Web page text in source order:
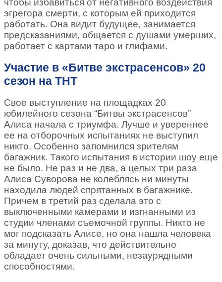
чтобы избавиться от негативного воздействия
эгрегора смерти, с которым ей приходится
работать. Она видит будущее, занимается
предсказаниями, общается с душами умерших,
работает с картами таро и глифами.
Участие в «Битве экстрасенсов» 20
сезон на ТНТ
Свое выступление на площадках 20
юбилейного сезона “Битвы экстрасенсов”
Алиса начала с триумфа. Лучше и увереннее
ее на отборочных испытаниях не выступил
никто. Особенно запомнился зрителям
багажник. Такого испытания в истории шоу еще
не было. Не раз и не два, а целых три раза
Алиса Суворова не колеблясь ни минуты
находила людей спрятанных в багажнике.
Причем в третий раз сделала это с
выключенными камерами и изгнанными из
студии членами съемочной группы. Никто не
мог подсказать Алисе, но она нашла человека
за минуту, доказав, что действительно
обладает очень сильными, незаурядными
способностями.